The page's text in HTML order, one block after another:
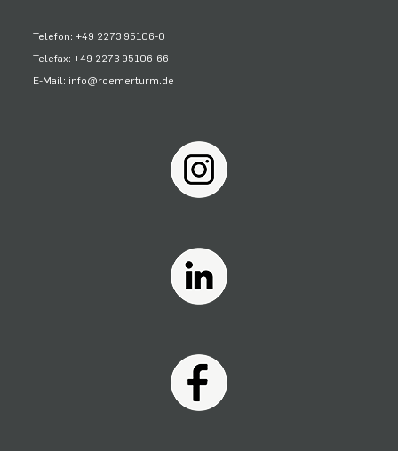
Telefon: +49 2273 95106-0
Telefax: +49 2273 95106-66
E-Mail: info@roemerturm.de